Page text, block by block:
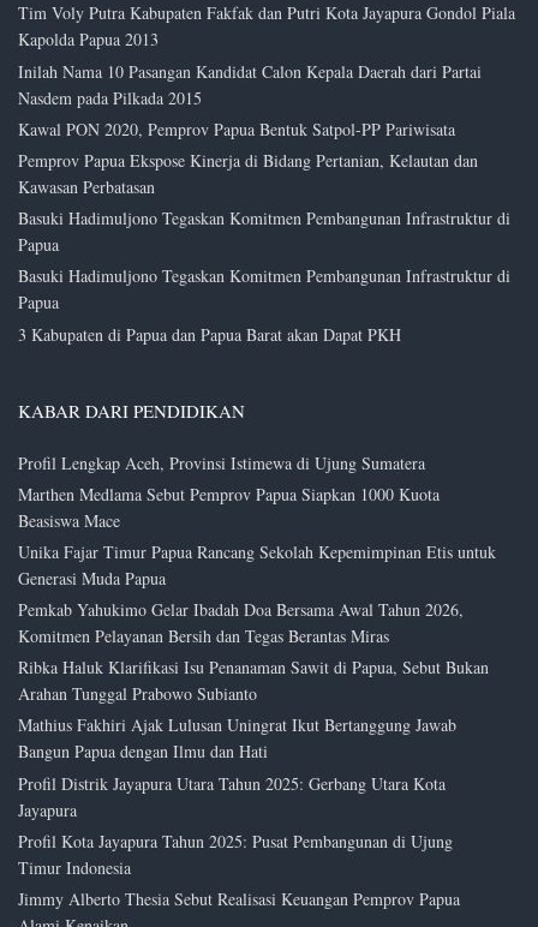
Tim Voly Putra Kabupaten Fakfak dan Putri Kota Jayapura Gondol Piala
Kapolda Papua 2013
Inilah Nama 10 Pasangan Kandidat Calon Kepala Daerah dari Partai
Nasdem pada Pilkada 2015
Kawal PON 2020, Pemprov Papua Bentuk Satpol-PP Pariwisata
Pemprov Papua Ekspose Kinerja di Bidang Pertanian, Kelautan dan
Kawasan Perbatasan
Basuki Hadimuljono Tegaskan Komitmen Pembangunan Infrastruktur di
Papua
Basuki Hadimuljono Tegaskan Komitmen Pembangunan Infrastruktur di
Papua
3 Kabupaten di Papua dan Papua Barat akan Dapat PKH
KABAR DARI PENDIDIKAN
Profil Lengkap Aceh, Provinsi Istimewa di Ujung Sumatera
Marthen Medlama Sebut Pemprov Papua Siapkan 1000 Kuota
Beasiswa Mace
Unika Fajar Timur Papua Rancang Sekolah Kepemimpinan Etis untuk
Generasi Muda Papua
Pemkab Yahukimo Gelar Ibadah Doa Bersama Awal Tahun 2026,
Komitmen Pelayanan Bersih dan Tegas Berantas Miras
Ribka Haluk Klarifikasi Isu Penanaman Sawit di Papua, Sebut Bukan
Arahan Tunggal Prabowo Subianto
Mathius Fakhiri Ajak Lulusan Uningrat Ikut Bertanggung Jawab
Bangun Papua dengan Ilmu dan Hati
Profil Distrik Jayapura Utara Tahun 2025: Gerbang Utara Kota
Jayapura
Profil Kota Jayapura Tahun 2025: Pusat Pembangunan di Ujung
Timur Indonesia
Jimmy Alberto Thesia Sebut Realisasi Keuangan Pemprov Papua